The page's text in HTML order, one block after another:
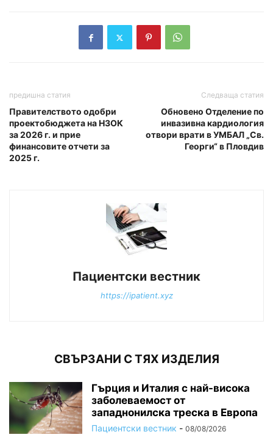
предишна статия
Правителството одобри
проектобюджета на НЗОК
за 2026 г. и прие
финансовите отчети за
2025 г.
Следваща статия
Обновено Отделение по
инвазивна кардиология
отвори врати в УМБАЛ „Св.
Георги“ в Пловдив
Пациентски вестник
https://ipatient.xyz
СВЪРЗАНИ С ТЯХ ИЗДЕЛИЯ
Гърция и Италия с най-висока
заболеваемост от
западнонилска треска в Европа
Пациентски вестник - 08/08/2026